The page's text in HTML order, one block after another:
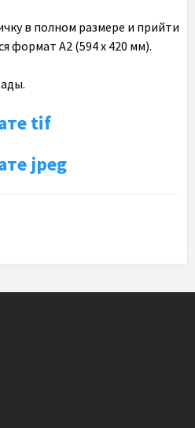
в полном размере и прийти
формат А2 (594 х 420 мм).
tif
jpeg